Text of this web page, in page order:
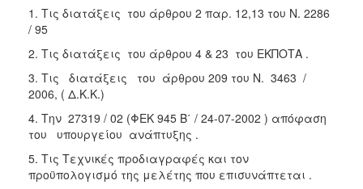
2015
ΤΟΠΟΣ
ΠΟΛΙΤΙΣΜΟΣ
1. Τις διατάξεις του άρθρου 2 παρ. 12,13 του Ν. 2286
/ 95
2. Τις διατάξεις του άρθρου 4 & 23 του ΕΚΠΟΤΑ .
3. Τις διατάξεις του άρθρου 209 του Ν. 3463 /
2006, ( Δ.Κ.Κ.)
4. Την 27319 / 02 (ΦΕΚ 945 Β΄ / 24-07-2002 ) απόφαση
του υπουργείου ανάπτυξης .
5. Τις Τεχνικές προδιαγραφές και τον
προϋπολογισμό της μελέτης που επισυνάπτεται .